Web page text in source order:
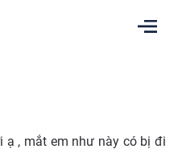
ạ , mắt em như này có bị đi